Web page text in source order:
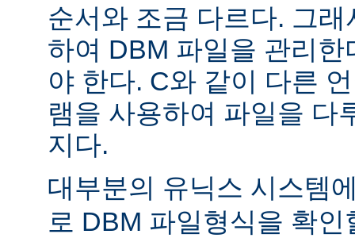
순서와 조금 다르다. 그
하여 DBM 파일을 관리
야 한다. C와 같이 다른
램을 사용하여 파일을 다
지다.
대부분의 유닉스 시스템
로 DBM 파일형식을 확인